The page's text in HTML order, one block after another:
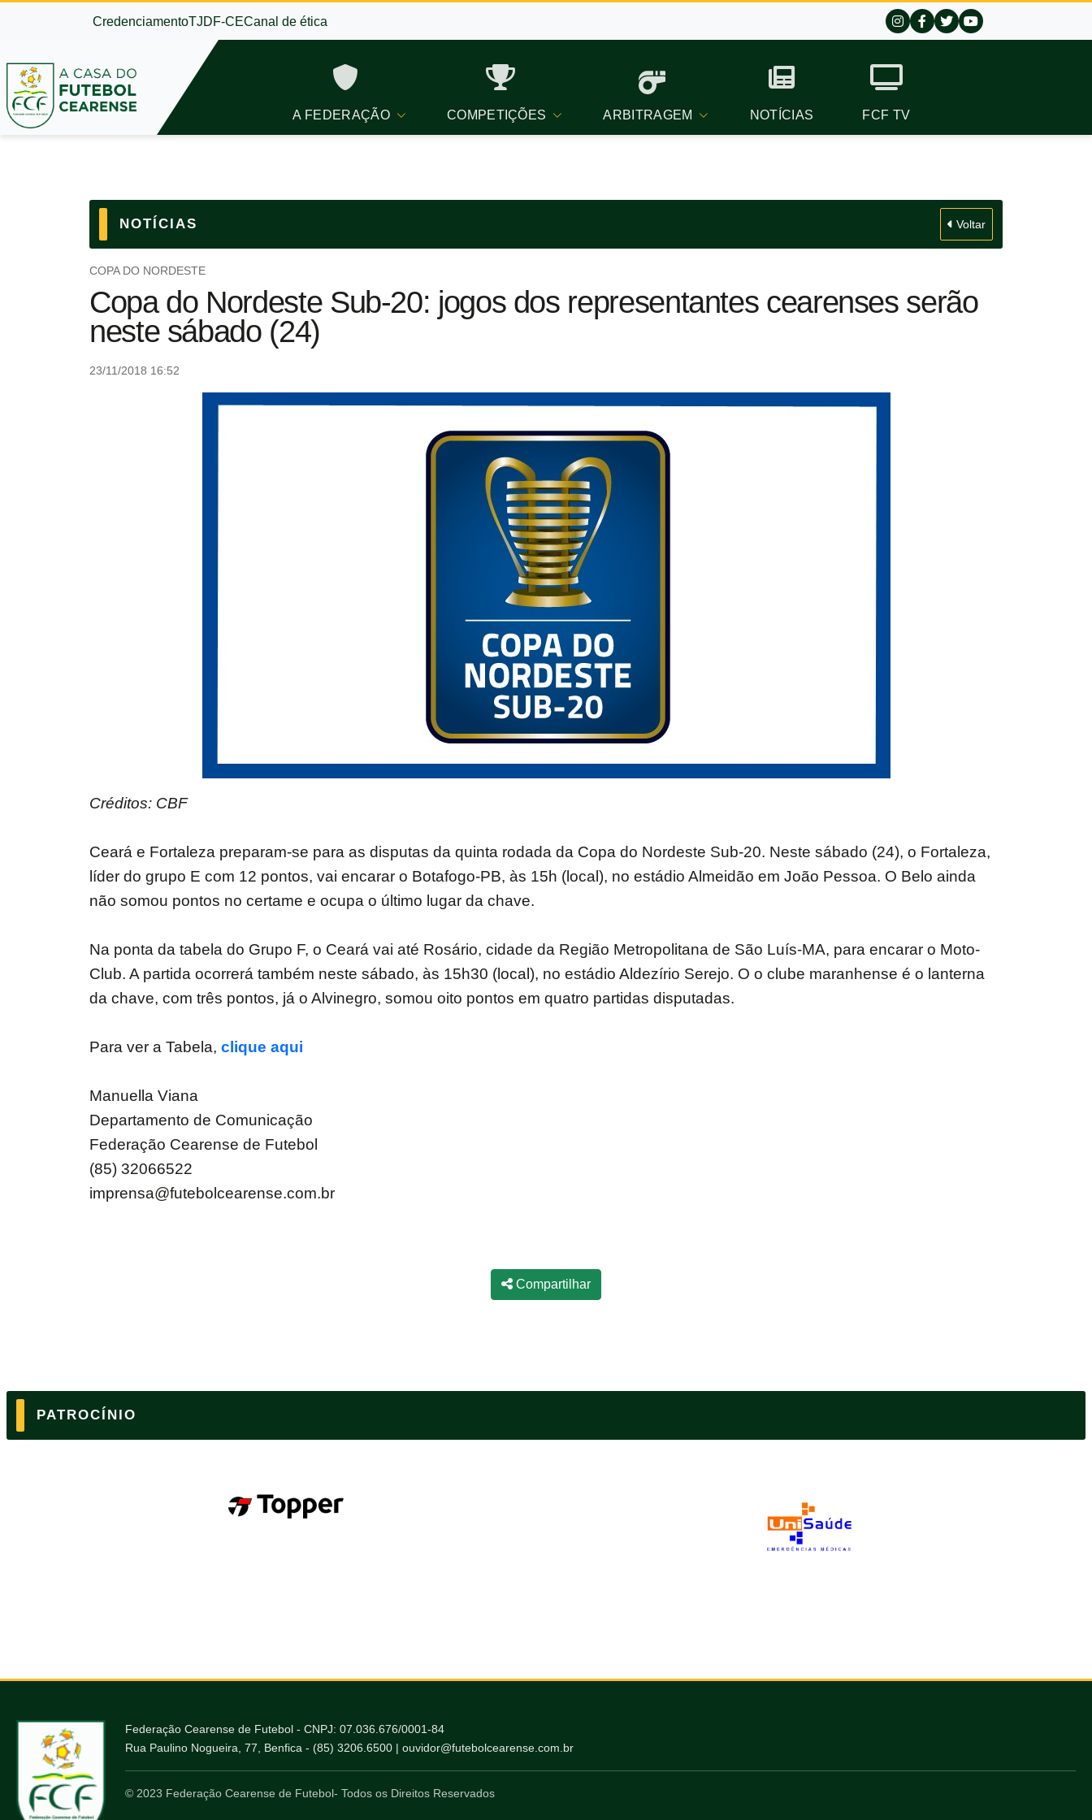
CredenciamentoTJDF-CECanal de ética
A FEDERAÇÃO COMPETIÇÕES ARBITRAGEM NOTÍCIAS FCF TV
NOTÍCIAS Voltar
COPA DO NORDESTE
Copa do Nordeste Sub-20: jogos dos representantes cearenses serão
neste sábado (24)
23/11/2018 16:52
Créditos: CBF
Ceará e Fortaleza preparam-se para as disputas da quinta rodada da Copa do Nordeste Sub-20. Neste sábado (24), o Fortaleza,
líder do grupo E com 12 pontos, vai encarar o Botafogo-PB, às 15h (local), no estádio Almeidão em João Pessoa. O Belo ainda
não somou pontos no certame e ocupa o último lugar da chave.
Na ponta da tabela do Grupo F, o Ceará vai até Rosário, cidade da Região Metropolitana de São Luís-MA, para encarar o Moto-
Club. A partida ocorrerá também neste sábado, às 15h30 (local), no estádio Aldezírio Serejo. O o clube maranhense é o lanterna
da chave, com três pontos, já o Alvinegro, somou oito pontos em quatro partidas disputadas.
Para ver a Tabela, clique aqui
Manuella Viana
Departamento de Comunicação
Federação Cearense de Futebol
(85) 32066522
imprensa@futebolcearense.com.br
Compartilhar
PATROCÍNIO
Federação Cearense de Futebol - CNPJ: 07.036.676/0001-84
Rua Paulino Nogueira, 77, Benfica - (85) 3206.6500 | ouvidor@futebolcearense.com.br
© 2023 Federação Cearense de Futebol- Todos os Direitos Reservados